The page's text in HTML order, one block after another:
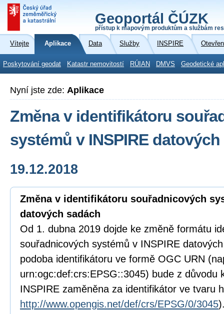
Geoportál ČÚZK
přístup k mapovým produktům a službám
Vítejte Aplikace Data Služby INSPIRE
Poskytování geodat Katastr nemovitostí RÚIAN DMVS Geodetické
Nyní jste zde: Aplikace
Změna v identifikátoru
systémů v INSPIRE
19.12.2018
Změna v identifikátoru souřadnicových
datových sadách
Od 1. dubna 2019 dojde ke změně formátu
souřadnicových systémů v INSPIRE
podoba identifikátoru ve formě OGC URN
urn:ogc:def:crs:EPSG::3045) bude z důvodu
INSPIRE zaměněna za identifikátor ve tvaru
http://www.opengis.net/def/crs/EPSG/0/3045